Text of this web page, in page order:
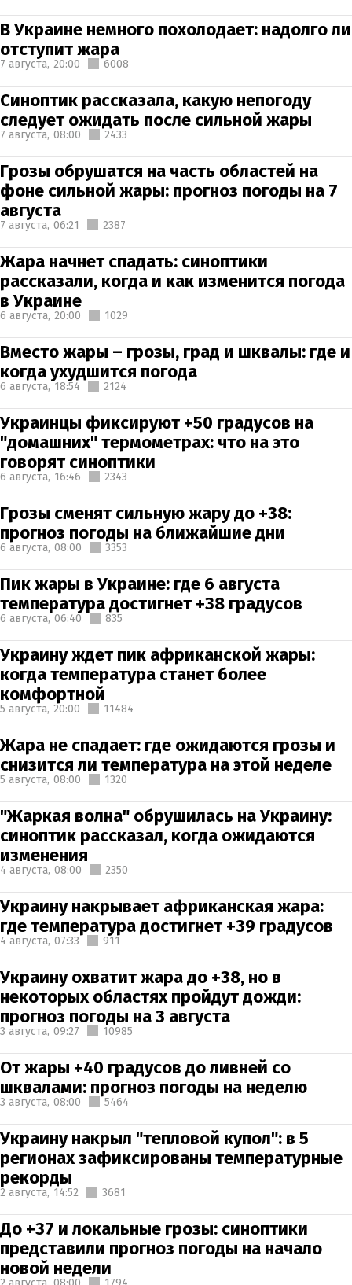
В Украине немного похолодает: надолго ли
отступит жара
7 августа, 20:00 6008
Синоптик рассказала, какую непогоду
следует ожидать после сильной жары
7 августа, 08:00 2433
Грозы обрушатся на часть областей на
фоне сильной жары: прогноз погоды на 7
августа
7 августа, 06:21 2387
Жара начнет спадать: синоптики
рассказали, когда и как изменится погода
в Украине
6 августа, 20:00 1029
Вместо жары – грозы, град и шквалы: где и
когда ухудшится погода
6 августа, 18:54 2124
Украинцы фиксируют +50 градусов на
"домашних" термометрах: что на это
говорят синоптики
6 августа, 16:46 2343
Грозы сменят сильную жару до +38:
прогноз погоды на ближайшие дни
6 августа, 08:00 3353
Пик жары в Украине: где 6 августа
температура достигнет +38 градусов
6 августа, 06:40 835
Украину ждет пик африканской жары:
когда температура станет более
комфортной
5 августа, 20:00 11484
Жара не спадает: где ожидаются грозы и
снизится ли температура на этой неделе
5 августа, 08:00 1320
"Жаркая волна" обрушилась на Украину:
синоптик рассказал, когда ожидаются
изменения
4 августа, 08:00 2350
Украину накрывает африканская жара:
где температура достигнет +39 градусов
4 августа, 07:33 911
Украину охватит жара до +38, но в
некоторых областях пройдут дожди:
прогноз погоды на 3 августа
3 августа, 09:27 10985
От жары +40 градусов до ливней со
шквалами: прогноз погоды на неделю
3 августа, 08:00 5464
Украину накрыл "тепловой купол": в 5
регионах зафиксированы температурные
рекорды
2 августа, 14:52 3681
До +37 и локальные грозы: синоптики
представили прогноз погоды на начало
новой недели